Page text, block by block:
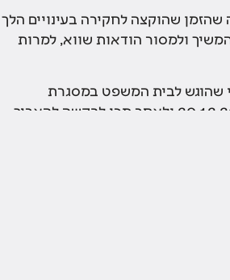
שהוקצה לחקירה בעינויים הלך
ולמסור הודאות שווא, למרות
שהוגש לבית המשפט במסגרת
הבקשה להאריך את איסור הפגישה, מיום 16.12.2016 ועד יום 20.12.2015 ולאחר מכן לבקשה להאריך